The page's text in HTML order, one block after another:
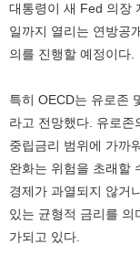
대통령이 새 Fed 의장
일까지 열리는 연방공
의를 진행할 예정이다.
특히 OECD는 유로존
라고 전망했다. 유로
중립금리 범위에 가까
완화는 위험을 초래할
경제가 과열되지 않거
있는 균형적 금리를 의
가되고 있다.